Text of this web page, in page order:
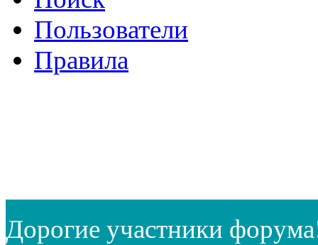
Пользователи
Правила
Дорогие участники